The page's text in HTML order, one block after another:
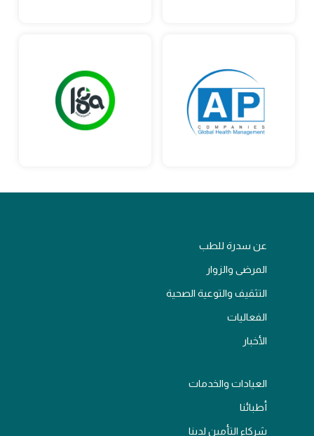
عن سدرة للطب
المرضى والزوار
التثقيف والتوعية الصحية
الفعاليات
الأخبار
العيادات والخدمات
أطبائنا
شركاء التأمين لدينا